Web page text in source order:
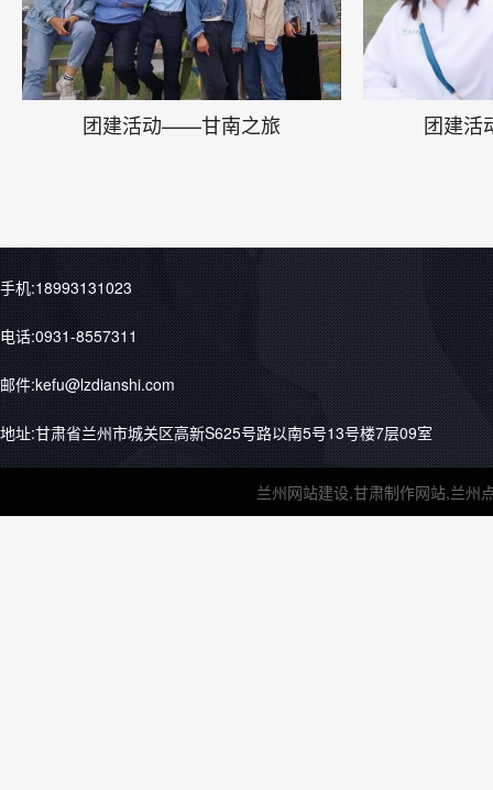
团建活动——甘南之旅 团建
手机:18993131023
电话:0931-8557311
邮件:kefu@lzdianshi.com
地址:甘肃省兰州市城关区高新S625号路以南5号13号楼7层09室
兰州网站建设,甘肃制作网站,